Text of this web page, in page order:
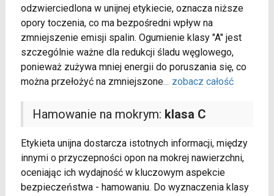
odzwierciedlona w unijnej etykiecie, oznacza niższe
opory toczenia, co ma bezpośredni wpływ na
zmniejszenie emisji spalin. Ogumienie klasy "A" jest
szczególnie ważne dla redukcji śladu węglowego,
ponieważ zużywa mniej energii do poruszania się, co
można przełożyć na zmniejszone... zobacz całość
Hamowanie na mokrym: klasa C
Etykieta unijna dostarcza istotnych informacji, między
innymi o przyczepności opon na mokrej nawierzchni,
oceniając ich wydajność w kluczowym aspekcie
bezpieczeństwa - hamowaniu. Do wyznaczenia klasy